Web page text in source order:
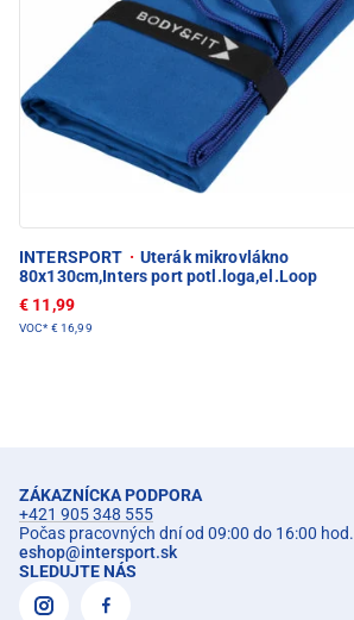
INTERSPORT · Uterák mikrovlákno
80x130cm,Inters port potl.loga,el.Loop
€ 11,99
VOC* € 16,99
ZÁKAZNÍCKA PODPORA
+421 905 348 555
Počas pracovných dní od 09:00 do 16:00 hod.
eshop@intersport.sk
SLEDUJTE NÁS